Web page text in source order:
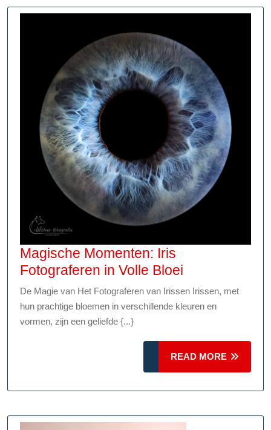
Magische Momenten: Iris
Fotograferen in Volle Bloei
Momenten:
Iris
in
Volle
Bloei
De Magie van Het Fotograferen van Irissen Irissen, met
hun prachtige bloemen in verschillende kleuren en
vormen, zijn een geliefde {...}
READ MORE
MORE